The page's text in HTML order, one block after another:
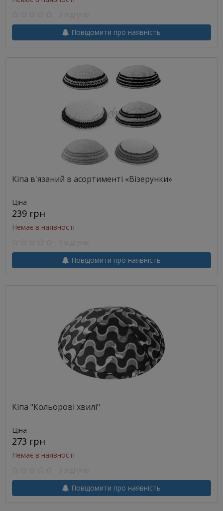
Повідомити про наявність
Кіпа в'язаний в асортименті «Візерунки»
Ціна
239 грн
Немає в наявності
Повідомити про наявність
Кіпа "Кольорові хвилі"
Ціна
273 грн
Немає в наявності
Повідомити про наявність